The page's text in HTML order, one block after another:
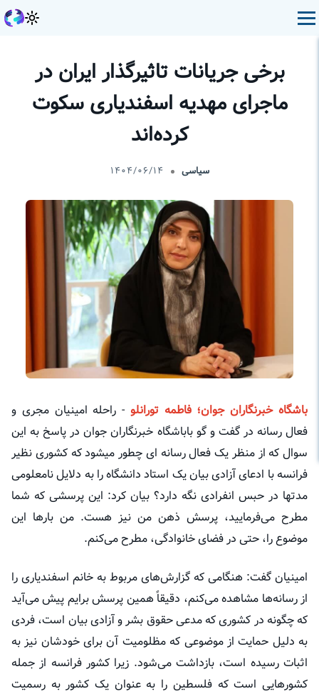
برخی جریانات تاثیرگذار ایران در
ماجرای مهدیه اسفندیاری سکوت
کرده‌اند
سیاسی ۱۴۰۴/۰۶/۱۴
باشگاه خبرنگاران جوان؛ فاطمه تورانلو - راحله امینیان مجری و
فعال رسانه در گفت و گو باباشگاه خبرنگاران جوان در پاسخ به این
سوال که از منظر یک فعال رسانه ای چطور میشود که کشوری نظیر
فرانسه با ادعای آزادی بیان یک استاد دانشگاه را به دلایل نامعلومی
مدتها در حبس انفرادی نگه دارد؟ بیان کرد: این پرسشی که شما
مطرح می‌فرمایید، پرسش ذهن من نیز هست. من بار‌ها این
موضوع را، حتی در فضای خانوادگی، مطرح می‌کنم.
امینیان گفت: هنگامی که گزارش‌های مربوط به خانم اسفندیاری را
از رسانه‌ها مشاهده می‌کنم، دقیقاً همین پرسش برایم پیش می‌آید
که چگونه در کشوری که مدعی حقوق بشر و آزادی بیان است، فردی
به دلیل حمایت از موضوعی که مظلومیت آن برای خودشان نیز به
اثبات رسیده است، بازداشت می‌شود. زیرا کشور فرانسه از جمله
کشور‌هایی است که فلسطین را به عنوان یک کشور به رسمیت